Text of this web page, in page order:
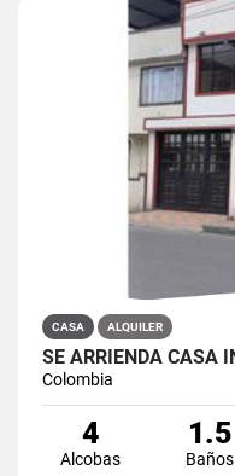
CASA ALQUILER
Colombia
4
Alcobas
1.5
Baños